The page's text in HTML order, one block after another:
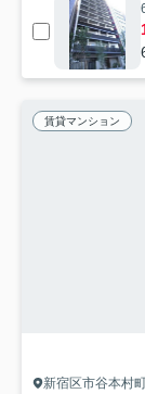
賃貸マンション
新宿区市谷本村